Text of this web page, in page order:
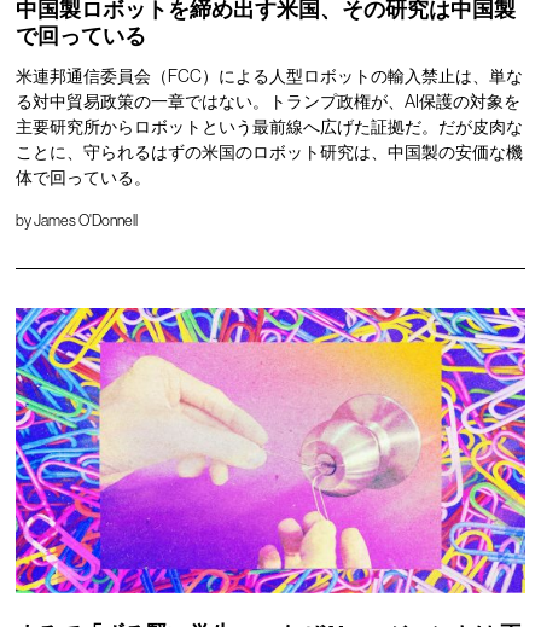
中国製ロボットを締め出す米国、その研究は中国製
で回っている
米連邦通信委員会（FCC）による人型ロボットの輸入禁止は、単な
る対中貿易政策の一章ではない。トランプ政権が、AI保護の対象を
主要研究所からロボットという最前線へ広げた証拠だ。だが皮肉な
ことに、守られるはずの米国のロボット研究は、中国製の安価な機
体で回っている。
byJames O'Donnell